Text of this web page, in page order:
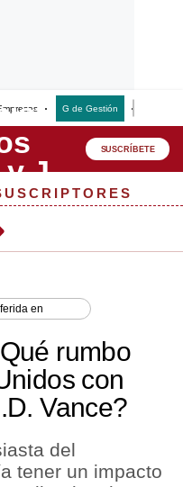
G de Gestión
SUSCRÍBETE
en
rumbo
con
Vance?
del
tener un impacto